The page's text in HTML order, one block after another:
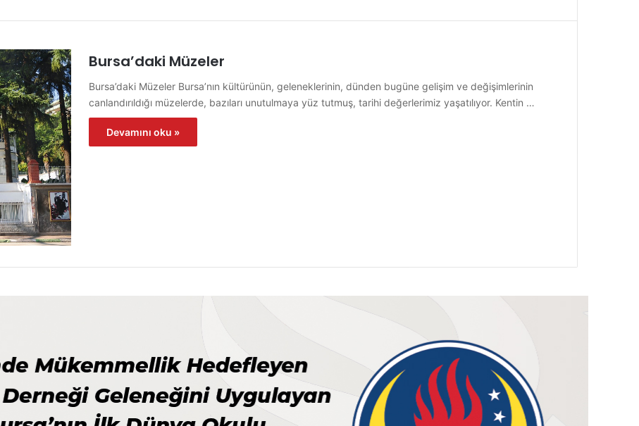
Bursa’daki Müzeler
Bursa’daki Müzeler Bursa’nın kültürünün, geleneklerinin, dünden bugüne gelişim ve değişimlerinin
canlandırıldığı müzelerde, bazıları unutulmaya yüz tutmuş, tarihi değerlerimiz yaşatılıyor. Kentin …
Devamını oku »